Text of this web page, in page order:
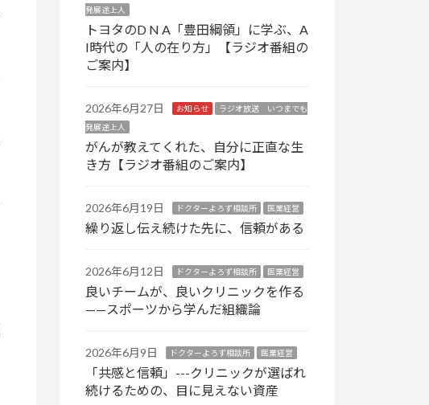
発展途上人
トヨタのD N A「豊田綱領」に学ぶ、A
I時代の「人の在り方」【ラジオ番組の
ご案内】
2026年6月27日 お知らせ
ラジオ放送 いつまでも
発展途上人
がんが教えてくれた、自分に正直な生
き方【ラジオ番組のご案内】
2026年6月19日 ドクターよろず相談所 医業経営
繰り返し伝え続けた先に、信頼がある
2026年6月12日 ドクターよろず相談所 医業経営
良いチームが、良いクリニックを作る
——スポーツから学んだ組織論
2026年6月9日 ドクターよろず相談所 医業経営
「共感と信頼」---クリニックが選ばれ
続けるための、目に見えない資産